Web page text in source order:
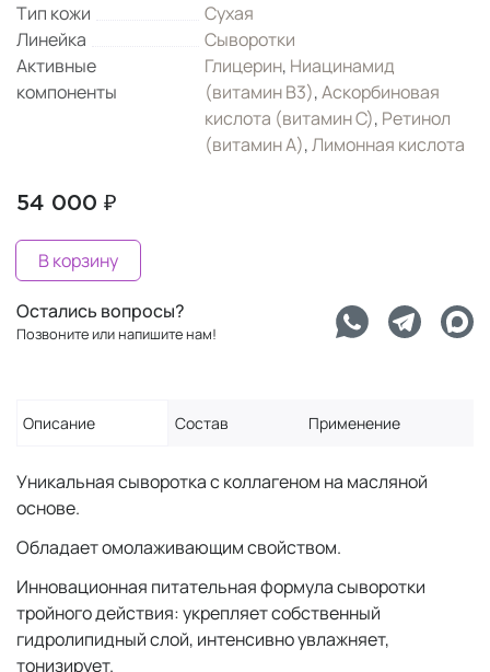
Тип кожи
Сухая
Линейка
Сыворотки
Активные
компоненты
Глицерин, Ниацинамид
(витамин B3),Аскорбиновая
кислота (витамин С), Ретинол
(витамин А),Лимонная кислота
54 000 ₽
В корзину
Остались вопросы?
Позвоните или напишите нам!
Описание Состав Применение
Уникальная сыворотка с коллагеном на масляной
основе.
Обладает омолаживающим свойством.
Инновационная питательная формула сыворотки
тройного действия: укрепляет собственный
гидролипидный слой, интенсивно увлажняет,
тонизирует.